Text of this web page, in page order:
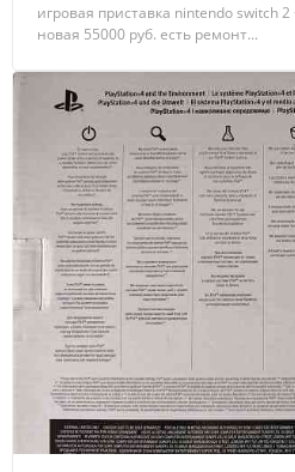
игровая приставка nintendo switch
новая 55000 руб. есть ремонт...